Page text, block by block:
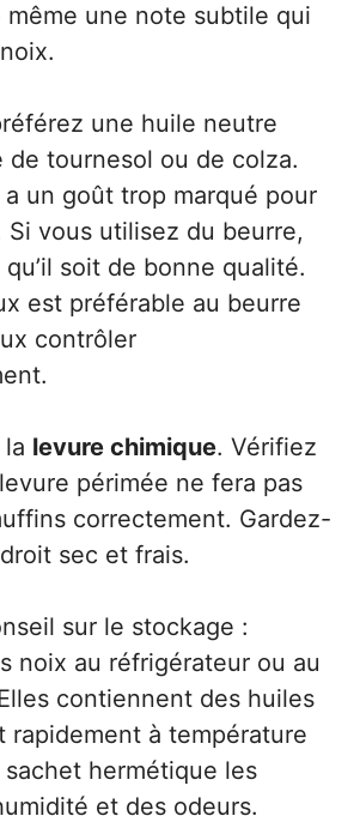
même une note subtile qui
une huile neutre
de tournesol ou de colza.
a un goût trop marqué pour
vous utilisez du beurre,
soit de bonne qualité.
est préférable au beurre
contrôler
la levure chimique. Vérifiez
périmée ne fera pas
correctement. Gardez-
sec et frais.
sur le stockage :
noix au réfrigérateur ou au
contiennent des huiles
rapidement à température
hermétique les
et des odeurs.